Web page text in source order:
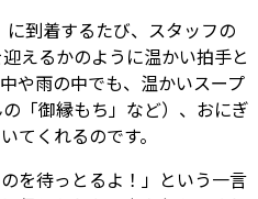
到着するたび、スタッフの
えるかのように温かい拍手と
や雨の中でも、温かいスープ
「御縁もち」など）、おにぎ
てくれるのです。
を待っとるよ！」という一言